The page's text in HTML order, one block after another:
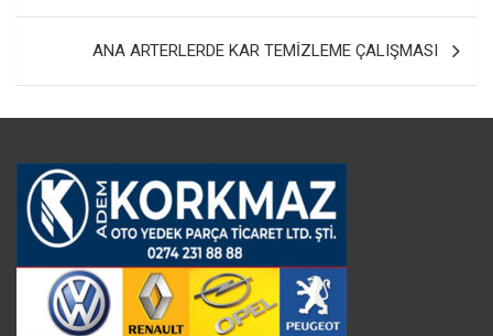
ANA ARTERLERDE KAR TEMİZLEME ÇALIŞMASI